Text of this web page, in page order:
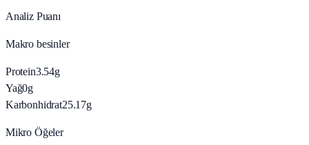
Analiz Puanı
Makro besinler
Protein3.54g
Yağ0g
Karbonhidrat25.17g
Mikro Öğeler